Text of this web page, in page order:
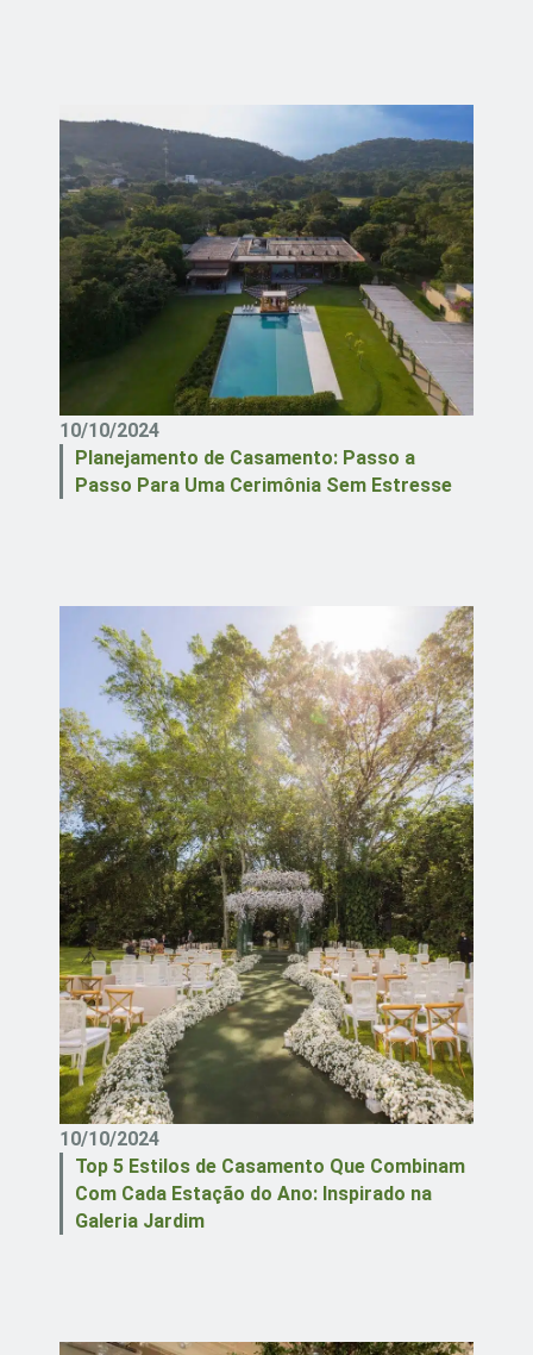
10/10/2024
Planejamento de Casamento: Passo a
Passo Para Uma Cerimônia Sem Estresse
10/10/2024
Top 5 Estilos de Casamento Que Combinam
Com Cada Estação do Ano: Inspirado na
Galeria Jardim